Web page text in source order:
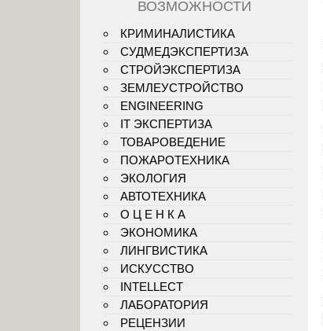
ВОЗМОЖНОСТИ
КРИМИНАЛИСТИКА
СУДМЕДЭКСПЕРТИЗА
СТРОЙЭКСПЕРТИЗА
ЗЕМЛЕУСТРОЙСТВО
ENGINEERING
IT ЭКСПЕРТИЗА
ТОВАРОВЕДЕНИЕ
ПОЖАРОТЕХНИКА
ЭКОЛОГИЯ
АВТОТЕХНИКА
О Ц Е Н К А
ЭКОНОМИКА
ЛИНГВИСТИКА
ИСКУССТВО
INTELLECT
ЛАБОРАТОРИЯ
РЕЦЕНЗИИ